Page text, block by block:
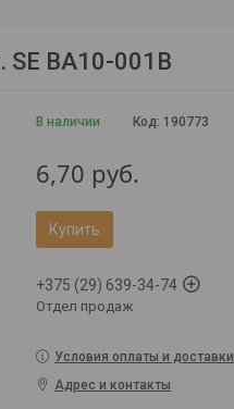
BA10-001B
В наличии Код: 190773
6,70 руб.
Купить
+375 (29) 639-34-74
Отдел продаж
Условия оплаты и доставки
Адрес и контакты